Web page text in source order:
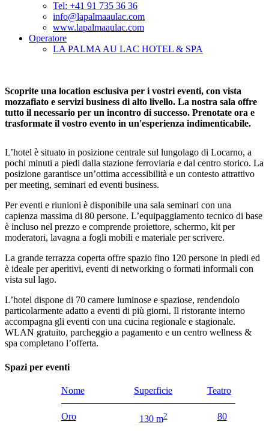
Tel: +41 91 735 36 36
info@lapalmaaulac.com
www.lapalmaaulac.com
Operatore
LA PALMA AU LAC HOTEL & SPA
Scoprite una location esclusiva per i vostri eventi, con vista
mozzafiato e servizi business di alto livello. La nostra sala offre
tutto il necessario per un incontro di successo. Prenotate ora e
trasformate il vostro evento in un'esperienza indimenticabile.
L’hotel è situato in posizione centrale sul lungolago di Locarno, a
pochi minuti a piedi dalla stazione ferroviaria e dal centro storico. La
posizione garantisce un’ottima accessibilità e un contesto attrattivo
per meeting, seminari ed eventi business.
Per eventi e riunioni è disponibile una sala seminari con una
capienza massima di 80 persone. L’equipaggiamento tecnico di base
è incluso nel prezzo e comprende proiettore, schermo, kit per
moderatori, lavagna a fogli mobili e materiale per scrivere.
La grande terrazza coperta offre spazio fino 120 persone in piedi ed
è ideale per aperitivi, eventi di networking o formati informali con
vista sul lago.
L’hotel dispone di 70 camere luminose e spaziose, rendendolo
particolarmente adatto a eventi di più giorni. Il ristorante interno
accompagna gli eventi con una cucina regionale e stagionale.
WLAN gratuito, parcheggio a pagamento e un centro wellness &
spa completano l’offerta.
Spazi per eventi
Nome Superficie Teatro
Oro 130 m2 80